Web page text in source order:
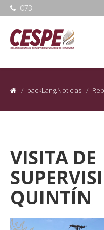
073
backLang.Noticias
VISITA DE
QUINTÍN